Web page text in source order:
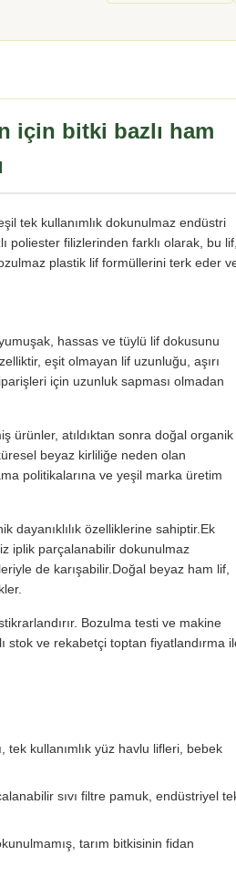
için bitki bazlı ham
tek kullanımlık dokunulmaz endüstri
poliester filizlerinden farklı olarak, bu lif,
plastik lif formüllerini terk eder
hassas ve tüylü lif dokusunu
eşit olmayan lif uzunluğu, aşırı
için uzunluk sapması olmadan
ürünler, atıldıktan sonra doğal organik
beyaz kirliliğe neden olan
politikalarına ve yeşil marka üretim
dayanıklılık özelliklerine sahiptir.Ek
iplik parçalanabilir dokunulmaz
de karışabilir.Doğal beyaz ham lif,
Bozulma testi ve makine
ve rekabetçi toptan fiyatlandırma
kullanımlık yüz havlu lifleri, bebek
sıvı filtre pamuk, endüstriyel
tarım bitkisinin fidan